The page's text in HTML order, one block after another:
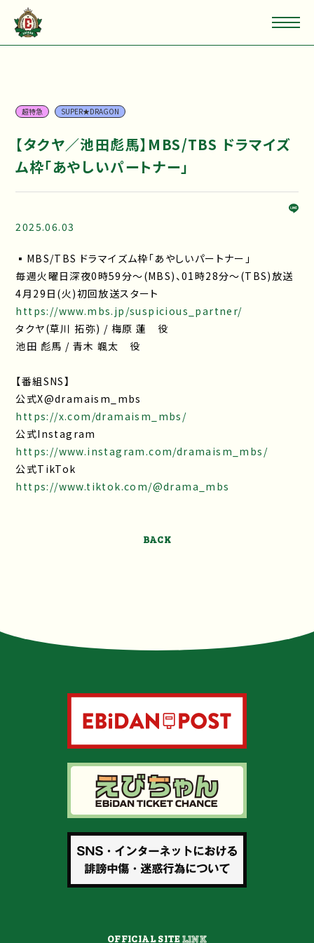
超特急 SUPER★DRAGON
【タクヤ／池田彪馬】MBS/TBS ドラマイズ
ム枠「あやしいパートナー」
2025.06.03
▪MBS/TBS ドラマイズム枠「あやしいパートナー」
毎週火曜日深夜0時59分～(MBS)、01時28分〜(TBS)放送
4月29日(火)初回放送スタート
https://www.mbs.jp/suspicious_partner/
タクヤ(草川 拓弥) / 梅原 蓮 役
池田 彪馬 / 青木 颯太 役
【番組SNS】
公式X@dramaism_mbs
https://x.com/dramaism_mbs/
公式Instagram
https://www.instagram.com/dramaism_mbs/
公式TikTok
https://www.tiktok.com/@drama_mbs
BACK
OFFICIAL SITELINK